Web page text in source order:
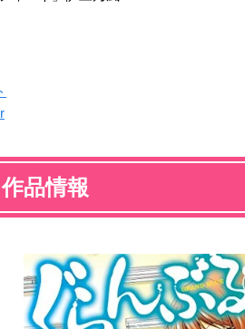
品情報